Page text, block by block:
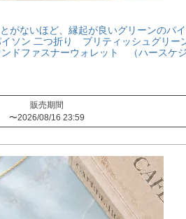
がないほど、縁起が良いグリーンのパ
イソン 二つ折り ブリティッシュグリー
ドファスナーウォレット （ハースケ
販売期間
〜2026/08/16 23:59